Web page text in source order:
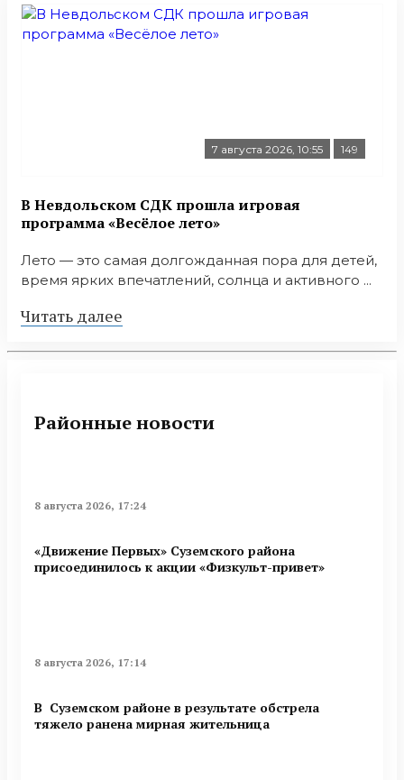
7 августа 2026, 10:55 149
В Невдольском СДК прошла игровая
программа «Весёлое лето»
Лето — это самая долгожданная пора для детей,
время ярких впечатлений, солнца и активного ...
Читать далее
Районные новости
8 августа 2026, 17:24
«Движение Первых» Суземского района
присоединилось к акции «Физкульт-привет»
8 августа 2026, 17:14
В Суземском районе в результате обстрела
тяжело ранена мирная жительница